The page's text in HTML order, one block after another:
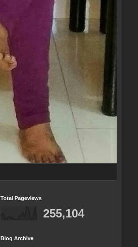
Total Pageviews
255,104
Blog Archive